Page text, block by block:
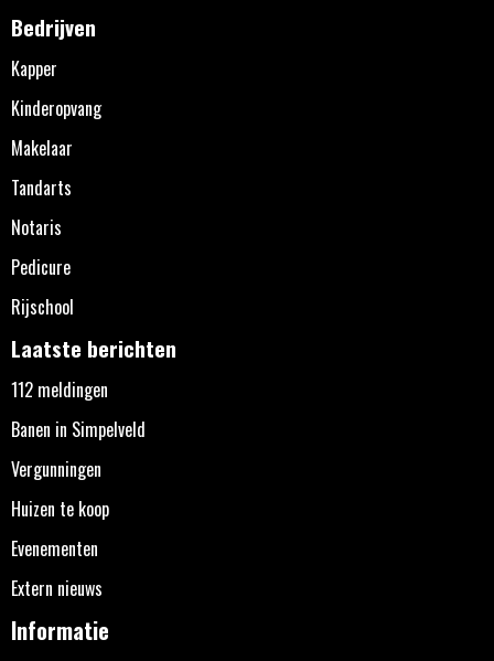
Bedrijven
Kapper
Kinderopvang
Makelaar
Tandarts
Notaris
Pedicure
Rijschool
Laatste berichten
112 meldingen
Banen in Simpelveld
Vergunningen
Huizen te koop
Evenementen
Extern nieuws
Informatie